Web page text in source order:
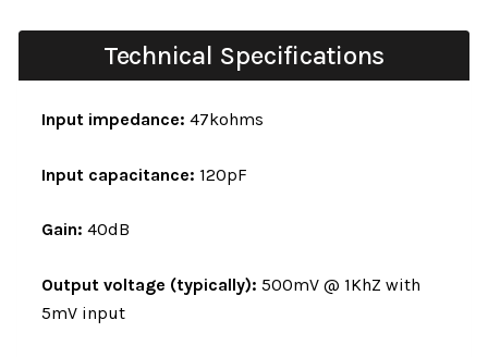
Technical Specifications
Input impedance: 47kohms
Input capacitance: 120pF
Gain: 40dB
Output voltage (typically): 500mV @ 1KhZ with
5mV input